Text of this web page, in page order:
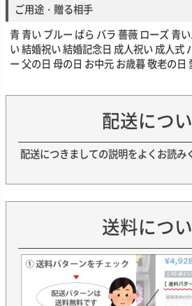
ご用途・贈る相手
青 青い ブルー ばら バラ 薔薇 ローズ 青
い 結婚祝い 結婚記念日 成人祝い 成人式
ー 父の日 母の日 お中元 お歳暮 敬老の日
配送につ
配送につきましての説明をよくお読み
送料につ